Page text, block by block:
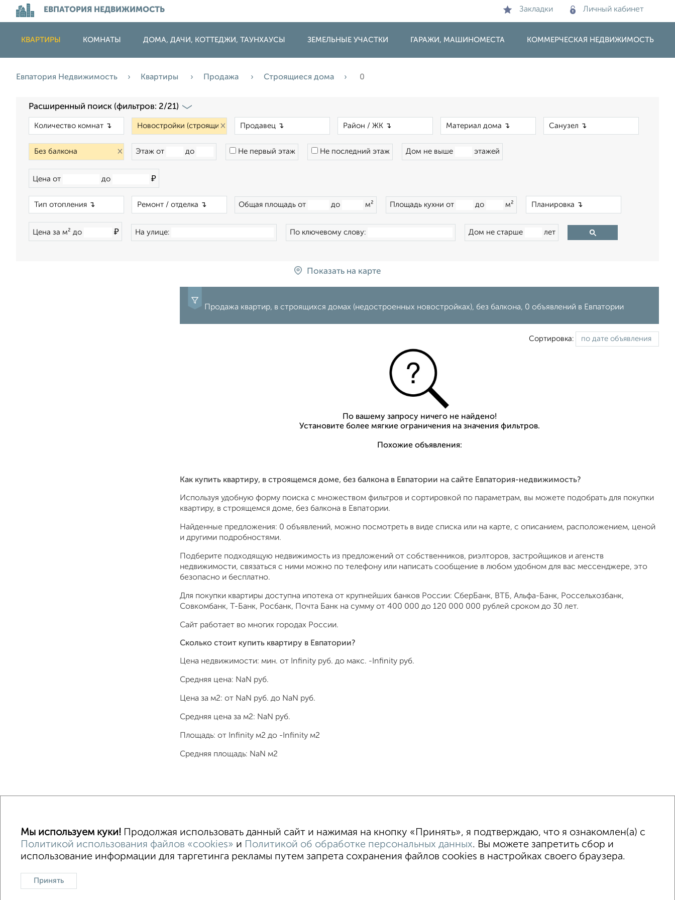
ЕВПАТОРИЯ НЕДВИЖИМОСТЬ Закладки Личный кабинет
КВАРТИРЫ КОМНАТЫ ДОМА, ДАЧИ, КОТТЕДЖИ, ТАУНХАУСЫ ЗЕМЕЛЬНЫЕ УЧАСТКИ ГАРАЖИ, МАШИНОМЕСТА КОММЕРЧЕСКАЯ НЕДВИЖИМОСТЬ
Евпатория Недвижимость Квартиры Продажа Строящиеся дома 0
Расширенный поиск (фильтров: 2/21)
×
× Этаж от до Не первый этаж Не последний этаж Дом не выше этажей
Цена от до ₽
Общая площадь от до м² Площадь кухни от до м²
Цена за м² до ₽ На улице: По ключевому слову: Дом не старше лет
Показать на карте
Продажа квартир, в строящихся домах (недостроенных новостройках), без балкона, 0 объявлений в Евпатории
Сортировка:
По вашему запросу ничего не найдено!
Установите более мягкие ограничения на значения фильтров.
Похожие объявления:
Как купить квартиру, в строящемся доме, без балкона в Евпатории на сайте Евпатория-недвижимость?
Используя удобную форму поиска с множеством фильтров и сортировкой по параметрам, вы можете подобрать для покупки
квартиру, в строящемся доме, без балкона в Евпатории.
Найденные предложения: 0 объявлений, можно посмотреть в виде списка или на карте, с описанием, расположением, ценой
и другими подробностями.
Подберите подходящую недвижимость из предложений от собственников, риэлторов, застройщиков и агенств
недвижимости, связаться с ними можно по телефону или написать сообщение в любом удобном для вас мессенджере, это
безопасно и бесплатно.
Для покупки квартиры доступна ипотека от крупнейших банков России: СберБанк, ВТБ, Альфа-Банк, Россельхозбанк,
Совкомбанк, Т-Банк, Росбанк, Почта Банк на сумму от 400 000 до 120 000 000 рублей сроком до 30 лет.
Сайт работает во многих городах России.
Сколько стоит купить квартиру в Евпатории?
Цена недвижимости: мин. от Infinity руб. до макс. -Infinity руб.
Средняя цена: NaN руб.
Цена за м2: от NaN руб. до NaN руб.
Средняя цена за м2: NaN руб.
Площадь: от Infinity м2 до -Infinity м2
Средняя площадь: NaN м2
В новостройке В строящемся доме В новом доме
Контакты Политика конфиденциальности Пользовательское соглашение Евпатория, улица Новосёловское шоссе 1Г © 2015–2026
Сайт-доска объявлений недвижимости
Мы используем куки! Продолжая использовать данный сайт и нажимая на кнопку «Принять», я подтверждаю, что я ознакомлен(а) с
Политикой использования файлов «cookies» и Политикой об обработке персональных данных. Вы можете запретить сбор и
использование информации для таргетинга рекламы путем запрета сохранения файлов cookies в настройках своего браузера.
Принять